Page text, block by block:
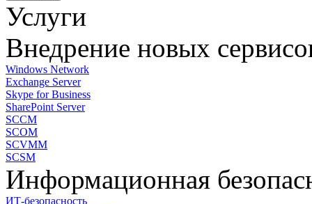
Услуги
Внедрение новых
Windows Network
Exchange Server
Skype for Business
SharePoint Server
SCCM
SCOM
SCVMM
SCSM
Информационная
ИТ-безопасность